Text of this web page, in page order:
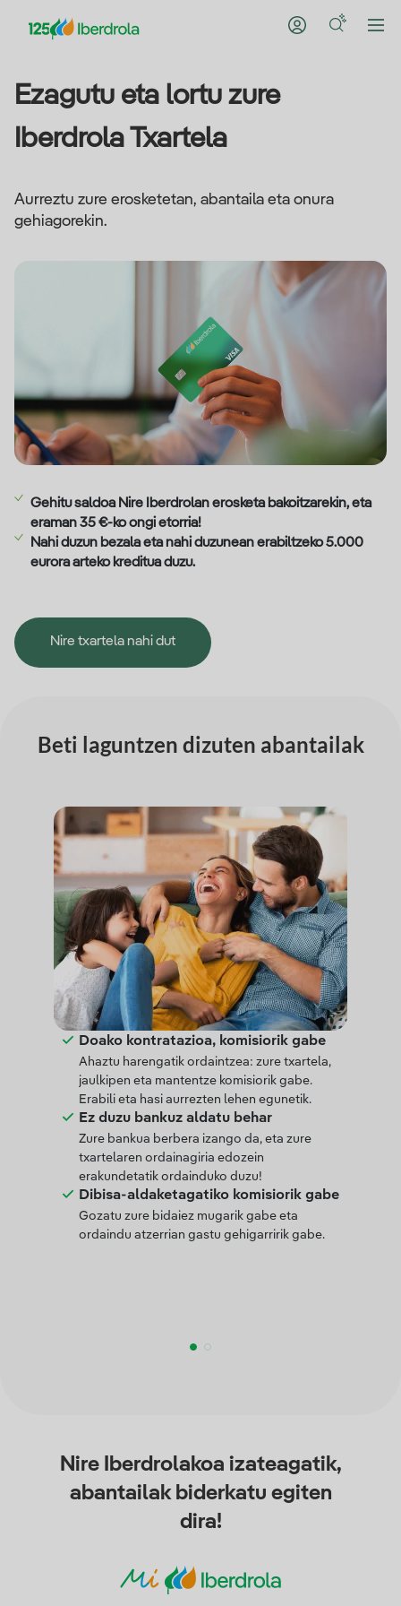
Ezagutu eta lortu zure
Iberdrola Txartela
Aurreztu zure erosketetan, abantaila eta onura
gehiagorekin.
Gehitu saldoa Nire Iberdrolan erosketa bakoitzarekin, eta
eraman 35 €-ko ongi etorria!
Nahi duzun bezala eta nahi duzunean erabiltzeko 5.000
eurora arteko kreditua duzu.
Nire txartela nahi dut
Beti laguntzen dizuten abantailak
Doako kontratazioa, komisiorik gabe
Ahaztu harengatik ordaintzea: zure txartela,
jaulkipen eta mantentze komisiorik gabe.
Erabili eta hasi aurrezten lehen egunetik.
Ez duzu bankuz aldatu behar
Zure bankua berbera izango da, eta zure
txartelaren ordainagiria edozein
erakundetatik ordainduko duzu!
Dibisa-aldaketagatiko komisiorik gabe
Gozatu zure bidaiez mugarik gabe eta
ordaindu atzerrian gastu gehigarririk gabe.
Nire Iberdrolakoa izateagatik,
abantailak biderkatu egiten
dira!